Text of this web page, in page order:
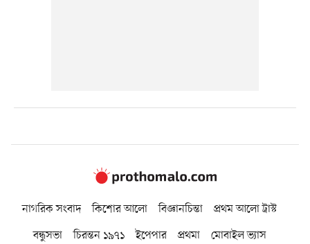
নাগরিক সংবাদ কিশোর আলো বিজ্ঞানচিন্তা
প্রথম আলো ট্রাস্ট
বন্ধুসভা
চিরন্তন ১৯৭১ ইপেপার প্রথমা মোবাইল ভ্যাস